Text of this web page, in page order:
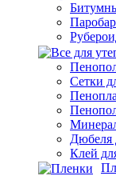
Сетки
Дюбеля
Клей